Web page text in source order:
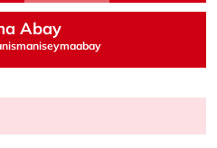
Abay